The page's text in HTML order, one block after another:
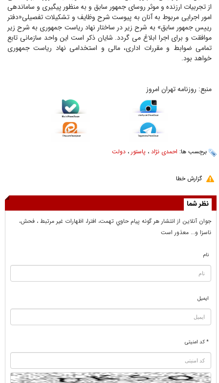
از تجربیات ارزنده و موثر روسای جمهور سابق و به منظور پیگیری و ساماندهی
امور اجرایی مربوط به آنان به پیوست شرح وظایف و تشکیلات تفصیلی«دفتر
رییس جمهور سابق» به شرح زیر در ساختار نهاد ریاست جمهوری به شرح زیر
موافقت و برای اجرا ابلاغ می گردد. شایان ذکر است این واحد سازمانی تابع
تمامی ضوابط و مقررات اداری، مالی و استخدامی نهاد ریاست جمهوری
خواهد بود.
منبع: روزنامه تهران امروز
برچسب ها: احمدی نژاد ، پاستور ، دولت
گزارش خطا
نظر شما
جوان آنلاين از انتشار هر گونه پيام حاوي تهمت، افترا، اظهارات غير مرتبط ، فحش،
ناسزا و... معذور است
نام
ایمیل
* کد امنیتی